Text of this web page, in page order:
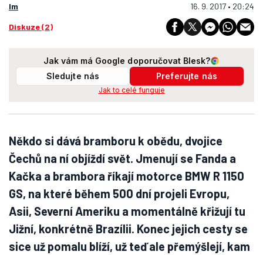
lm 16. 9. 2017 • 20:24
Diskuze (2)
Jak vám má Google doporučovat Blesk?
Sledujte nás
Preferujte nás
Jak to celé funguje
Někdo si dává bramboru k obědu, dvojice
Čechů na ní objíždí svět. Jmenují se Fanda a
Kačka a brambora říkají motorce BMW R 1150
GS, na které během 500 dní projeli Evropu,
Asii, Severní Ameriku a momentálně křižují tu
Jižní, konkrétně Brazílii. Konec jejich cesty se
sice už pomalu blíží, už teď ale přemýšlejí, kam